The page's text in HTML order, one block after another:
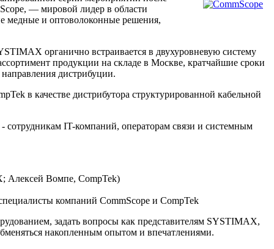
— мировой лидер в области
медные и оптоволоконные решения,
органично встраивается в двухуровневую систему
продукции на складе в Москве, кратчайшие сроки
дистрибуции.
в качестве дистрибутора структурированной кабельной
сотрудникам IT-компаний, операторам связи и системным
Алексей Вомпе, CompTek)
компаний CommScope и CompTek
задать вопросы как представителям SYSTIMAX,
накопленным опытом и впечатлениями.